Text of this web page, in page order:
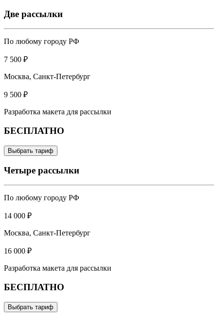
Две рассылки
По любому городу РФ
7 500 ₽
Москва, Санкт-Петербург
9 500 ₽
Разработка макета для рассылки
БЕСПЛАТНО
Выбрать тариф
Четыре рассылки
По любому городу РФ
14 000 ₽
Москва, Санкт-Петербург
16 000 ₽
Разработка макета для рассылки
БЕСПЛАТНО
Выбрать тариф